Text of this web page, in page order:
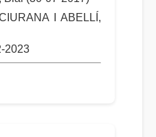
I ABELLÍ,
2023